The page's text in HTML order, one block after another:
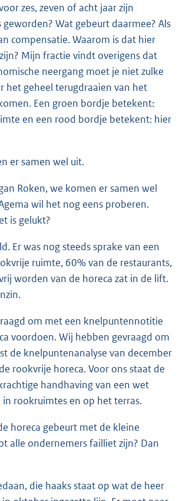
zes, zeven of acht jaar zijn
Wat gebeurt daarmee? Als
compensatie. Waarom is dat hier
Mijn fractie vindt overigens dat
neergang moet je niet zulke
het geheel terugdraaien van het
Een groen bordje betekent:
en een rood bordje betekent: hier
er samen wel uit.
Roken, we komen er samen wel
wil het nog eens proberen.
is gelukt?
Er was nog steeds sprake van een
ruimte, 60% van de restaurants,
worden van de horeca zat in de lift.
om met een knelpuntennotitie
voordoen. Wij hebben gevraagd om
de knelpuntenanalyse van december
rookvrije horeca. Voor ons staat de
handhaving van een wet
rookruimtes en op het terras.
horeca gebeurt met de kleine
alle ondernemers failliet zijn? Dan
die haaks staat op wat de heer